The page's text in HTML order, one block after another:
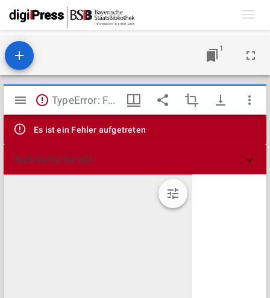
1
Mirador
Viewer
TypeError: Failed to fetch
Es ist ein Fehler aufgetreten
Technische Details